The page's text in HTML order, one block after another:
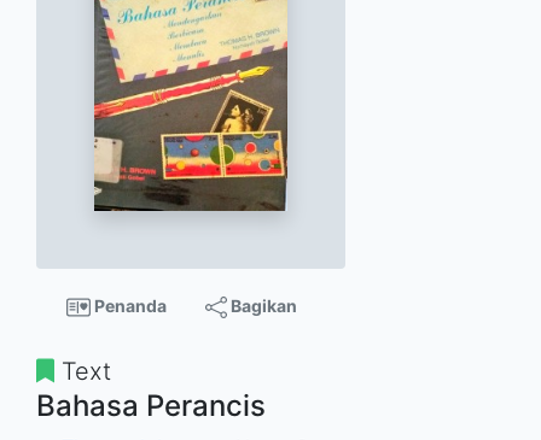
Penanda Bagikan
Text
Bahasa Perancis